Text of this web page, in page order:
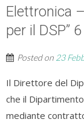
Elettronica
per il DSP”
Posted on 23
Il Direttore del
che il
mediante